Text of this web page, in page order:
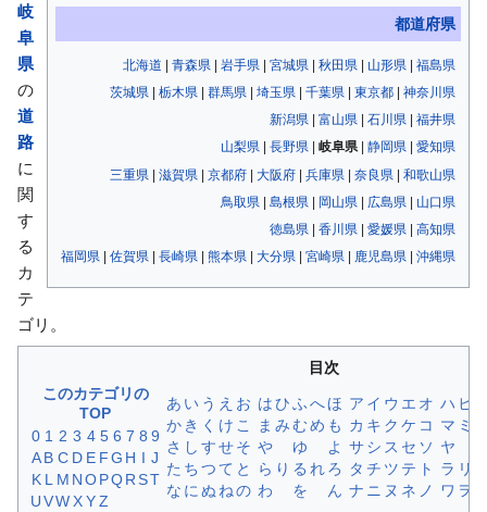
ー
シ
ョ
ン
に
移
動
移
動
都道府県
北海道 青森県 岩手県 宮城県 秋田県 山形県
福島県
茨城県
栃木県 群馬県 埼玉県 千葉県 東京都
神奈川県
新潟県
富山県 石川県
福井県
山梨県
長野県 岐阜県| 静岡県
愛知県
三重県 | 滋賀県 | 京都府 | 大阪府 | 兵庫県 | 奈良県 | 和歌山県
鳥取県 | 島根県 | 岡山県 | 広島県 | 山口県
徳島県
香川県 愛媛県
高知県
福岡県
佐賀県 長崎県 熊本県 大分県 宮崎県 鹿児島県 沖縄県
岐
阜
県
の
道
路
に
関
す
る
カ
テ
ゴリ。
目次
このカテゴリの
TOP
0 1 2 3 4 5 6 7 8 9
A B C D E FG H I J
K L M NOPQRST
UVWX YZ
あ い う え お
か き く け こ
さ し すせそ
た ちつ て と
な に ぬ ねの
はひふへほ
ま みむめ も
や
ゆ
よ
ら り る れろ
わ
を ん
ア イ ウ エ オ
カ キ ク ケ コ
サシ ス セ ソ
タ チ ツ テ ト
ナ ニ ヌ ネ ノ
ハ ヒ
マ ミ
ヤ
ラ リ
ワ ヲ